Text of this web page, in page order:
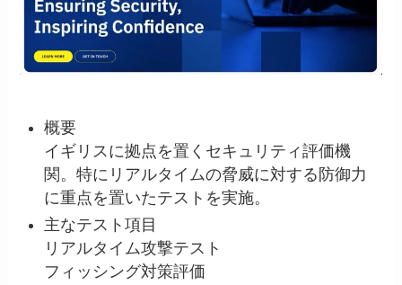
概要
イギリスに拠点を置くセキュリティ評価機
関。特にリアルタイムの脅威に対する防御力
に重点を置いたテストを実施。
主なテスト項目
リアルタイム攻撃テスト
フィッシング対策評価